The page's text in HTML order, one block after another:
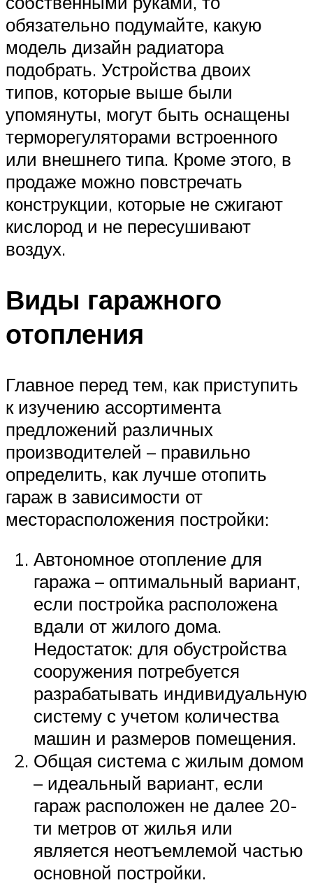
обязательно подумайте, какую
модель дизайн радиатора
подобрать. Устройства двоих
типов, которые выше были
упомянуты, могут быть оснащены
терморегуляторами встроенного
или внешнего типа. Кроме этого, в
продаже можно повстречать
конструкции, которые не сжигают
кислород и не пересушивают
воздух.
Виды гаражного
отопления
Главное перед тем, как приступить
к изучению ассортимента
предложений различных
производителей – правильно
определить, как лучше отопить
гараж в зависимости от
месторасположения постройки:
Автономное отопление для
гаража – оптимальный вариант,
если постройка расположена
вдали от жилого дома.
Недостаток: для обустройства
сооружения потребуется
разрабатывать индивидуальную
систему с учетом количества
машин и размеров помещения.
Общая система с жилым домом
– идеальный вариант, если
гараж расположен не далее 20-
ти метров от жилья или
является неотъемлемой частью
основной постройки.